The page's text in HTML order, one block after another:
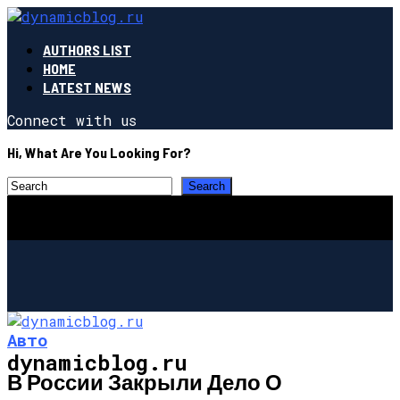
AUTHORS LIST
HOME
LATEST NEWS
Connect with us
Hi, What Are You Looking For?
dynamicblog.ru
Авто
В России Закрыли Дело О